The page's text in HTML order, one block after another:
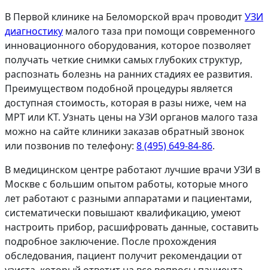
В Первой клинике на Беломорской врач проводитУЗИ
диагностику малого таза при помощи современного
инновационного оборудования, которое позволяет
получать четкие снимки самых глубоких структур,
распознать болезнь на ранних стадиях ее развития.
Преимуществом подобной процедуры является
доступная стоимость, которая в разы ниже, чем на
МРТ или КТ. Узнать цены на УЗИ органов малого таза
можно на сайте клиники заказав обратный звонок
или позвонив по телефону: 8 (495) 649-84-86.
В медицинском центре работают лучшие врачи УЗИ в
Москве с большим опытом работы, которые много
лет работают с разными аппаратами и пациентами,
систематически повышают квалификацию, умеют
настроить прибор, расшифровать данные, составить
подробное заключение. После прохождения
обследования, пациент получит рекомендации от